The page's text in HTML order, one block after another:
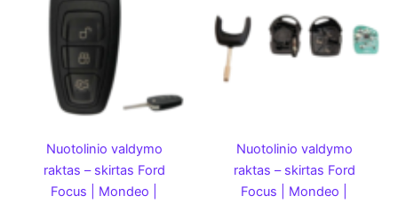
Nuotolinio valdymo
raktas – skirtas Ford
Focus | Mondeo |
Nuotolinio valdymo
raktas – skirtas Ford
Focus | Mondeo |